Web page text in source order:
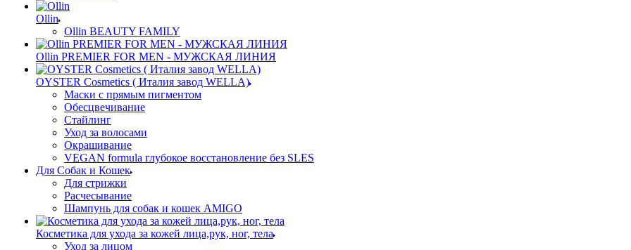
Ollin
Ollin BEAUTY FAMILY
Ollin PREMIER FOR MEN - МУЖСКАЯ ЛИНИЯ
OYSTER Cosmetics ( Италия завод WELLA)
Маски с прямым пигментом
Обесцвечивание
Стайлинг
Уход за волосами
Окрашивание
VEGAN formula глубокое восстановление без SLES
Для Собак и Кошек
Для стрижки
Расчесывание
Шампунь для собак и кошек AMIGO
Косметика для ухода за кожей лица,рук, ног, тела
Уход за лицом